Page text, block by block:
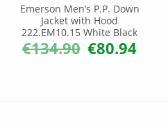
Emerson Men’s P.P. Down
Jacket with Hood
222.EM10.15 White Black
€134.90 Original
price
€80.94